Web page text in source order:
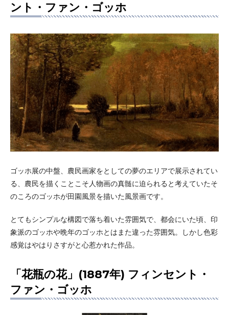
ント・ファン・ゴッホ
ゴッホ展の中盤、農民画家をとしての夢のエリアで展示されてい
る、農民を描くことこそ人物画の真髄に迫られると考えていたそ
のころのゴッホが田園風景を描いた風景画です。
とてもシンプルな構図で落ち着いた雰囲気で、都会にいた頃、印
象派のゴッホや晩年のゴッホとはまた違った雰囲気。しかし色彩
感覚はやはりさすがと心惹かれた作品。
「花瓶の花」(1887年) フィンセント・
ファン・ゴッホ